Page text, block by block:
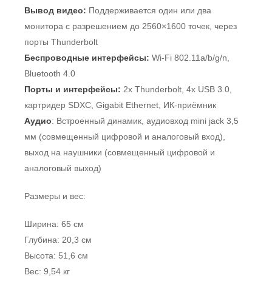
Вывод видео: Поддерживается один или два
монитора с разрешением до 2560×1600 точек, через
порты Thunderbolt
Беспроводные интерфейсы: Wi-Fi 802.11a/b/g/n,
Bluetooth 4.0
Порты и интерфейсы: 2x Thunderbolt, 4x USB 3.0,
картридер SDXC, Gigabit Ethernet, ИК-приёмник
Аудио: Встроенный динамик, аудиовход mini jack 3,5
мм (совмещенный цифровой и аналоговый вход),
выход на наушники (совмещенный цифровой и
аналоговый выход)
Размеры и вес:
Ширина: 65 см
Глубина: 20,3 см
Высота: 51,6 см
Вес: 9,54 кг